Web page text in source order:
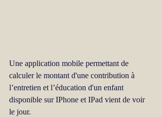
Une application mobile permettant de
calculer le montant d'une contribution à
l’entretien et l’éducation d'un enfant
disponible sur IPhone et IPad vient de voir
le jour.